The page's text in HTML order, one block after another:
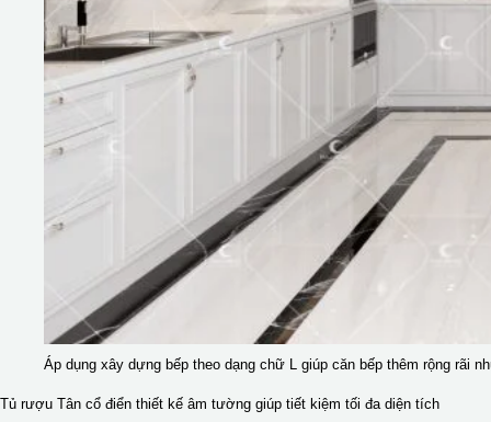
Áp dụng xây dựng bếp theo dạng chữ L giúp căn bếp thêm rộng rãi
Tủ rượu Tân cổ điển thiết kế âm tường giúp tiết kiệm tối đa diện tích